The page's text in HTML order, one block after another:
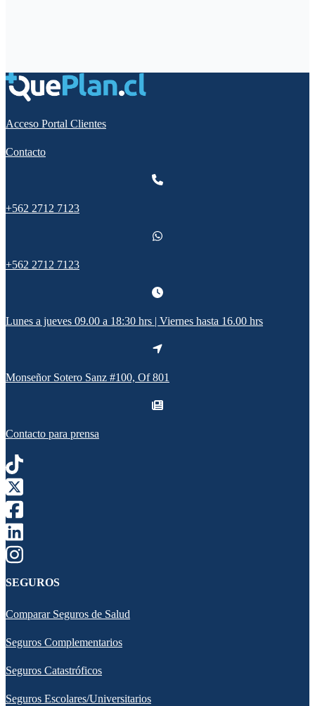
Acceso Portal Clientes
Contacto
+562 2712 7123
+562 2712 7123
Lunes a jueves 09.00 a 18:30 hrs | Viernes hasta 16.00 hrs
Monseñor Sotero Sanz #100, Of 801
Contacto para prensa
SEGUROS
Comparar Seguros de Salud
Seguros Complementarios
Seguros Catastróficos
Seguros Escolares/Universitarios